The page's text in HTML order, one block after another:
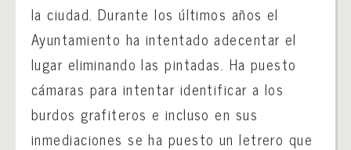
la ciudad. Durante los últimos años el
Ayuntamiento ha intentado adecentar el
lugar eliminando las pintadas. Ha puesto
cámaras para intentar identificar a los
burdos grafiteros e incluso en sus
inmediaciones se ha puesto un letrero que